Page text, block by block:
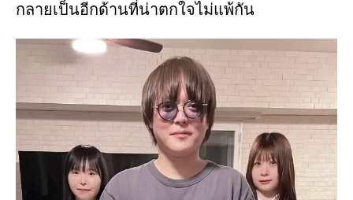
กลายเป็นอีกด้านที่น่าตกใจไม่แพ้กัน